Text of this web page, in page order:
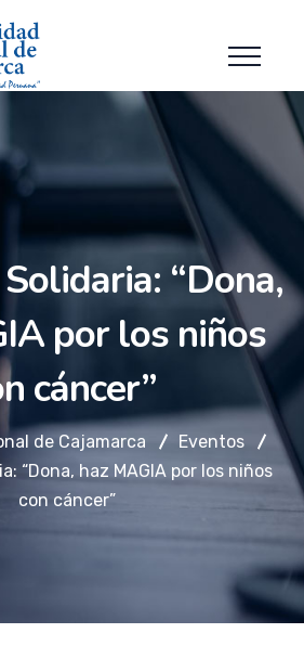
“Dona,
por los niños
cáncer”
de Cajamarca
Eventos
“Dona, haz MAGIA por los niños
con cáncer”